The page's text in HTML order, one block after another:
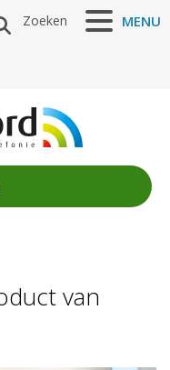
MENU
Zoeken
van